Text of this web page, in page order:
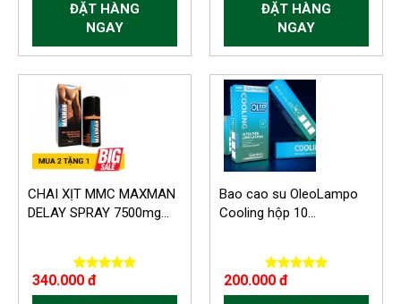
ĐẶT HÀNG
NGAY
ĐẶT HÀNG
NGAY
CHAI XỊT MMC MAXMAN
DELAY SPRAY 7500mg...
340.000 đ
Bao cao su OleoLampo
Cooling hộp 10...
200.000 đ